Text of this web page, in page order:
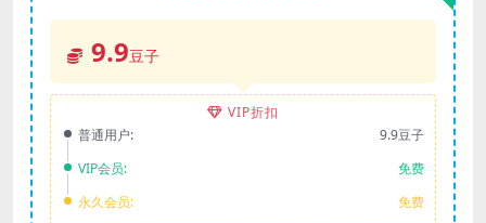
9.9豆子
VIP折扣
普通用户:
9.9豆子
VIP会员:
免费
永久会员:
免费